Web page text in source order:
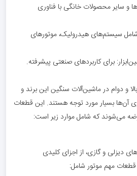
و سایر محصولات خانگی با فناوری
سیستم‌های هیدرولیک، موتورهای
برای کاربردهای صنعتی پیشرفته.
و دوام در ماشین‌آلات سنگین این برند و
آن‌ها بسیار مورد توجه هستند. این قطعات
می‌شوند که شامل موارد زیر است:
دیزلی و گازی، از اجزای کلیدی
مهم موتور شامل: